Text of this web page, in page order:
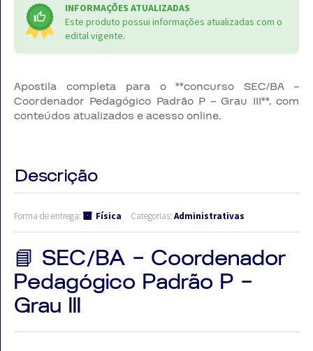
INFORMAÇÕES ATUALIZADAS
Este produto possui informações atualizadas com o
edital vigente.
Apostila completa para o **concurso SEC/BA –
Coordenador Pedagógico Padrão P – Grau III**, com
conteúdos atualizados e acesso online.
Descrição
Forma de entrega: Física Categorias: Administrativas
📘 SEC/BA – Coordenador
Pedagógico Padrão P –
Grau III